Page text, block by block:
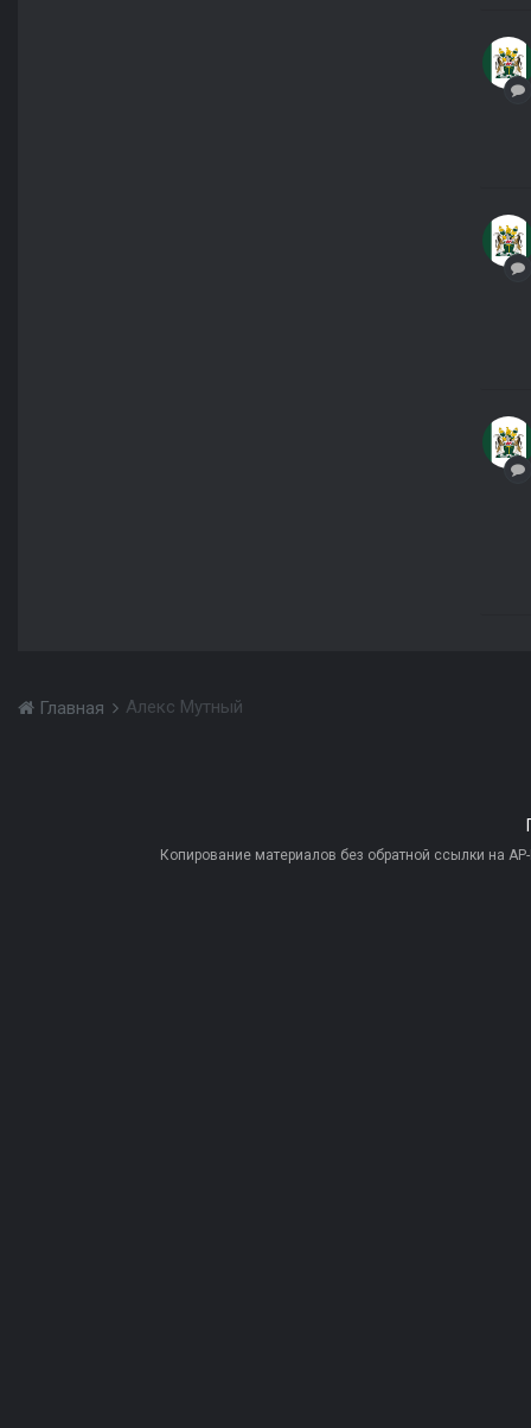
Главная Алекс Мутный
Копирование материалов без обратной ссылки на